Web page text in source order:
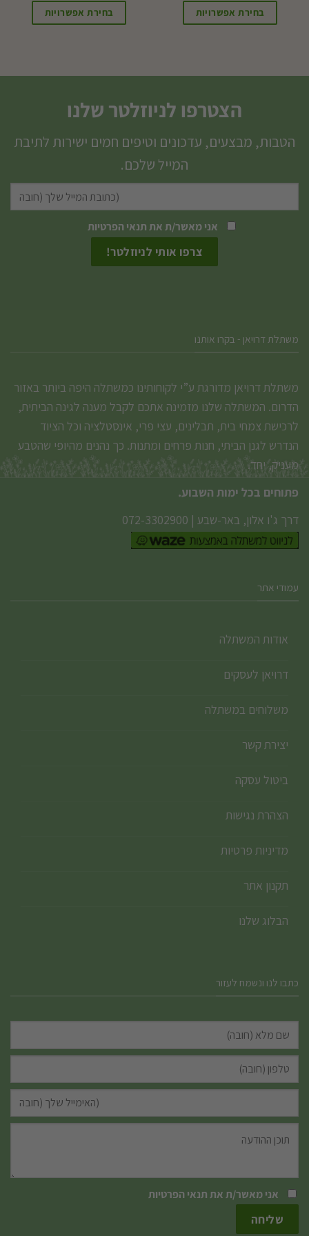
בחירת אפשרויות בחירת אפשרויות
יש
סוגים.
לבחור
האפשרויות
בעמוד
הצטרפו לניוזלטר שלנו
הטבות, מבצעים, עדכונים וטיפים חמים ישירות לתיבת
המייל שלכם.
אני מאשר/ת אתתנאי הפרטיות
משתלת דרויאן - בקרו אותנו
משתלת דרויאן מדורגת ע”י לקוחותינו כמשתלה היפה ביותר באזור
הדרום. המשתלה שלנו מזמינה אתכם לקבל מענה לגינה הביתית,
לרכישת צמחי בית, תבלינים, עצי פרי, אינסטלציה וכל הציוד
הנדרש לגנן הביתי, חנות פרחים ומתנות. כך נהנים מהיופי שהטבע
מעניק, יחד.
פתוחים בכל ימות השבוע.
דרך ג'ו אלון, באר-שבע |
072-3302900
עמודי אתר
אודות המשתלה
דרויאן לעסקים
משלוחים במשתלה
יצירת קשר
ביטול עסקה
הצהרת נגישות
מדיניות פרטיות
תקנון אתר
הבלוג שלנו
כתבו לנו ונשמח לעזור
אני מאשר/ת אתתנאי הפרטיות